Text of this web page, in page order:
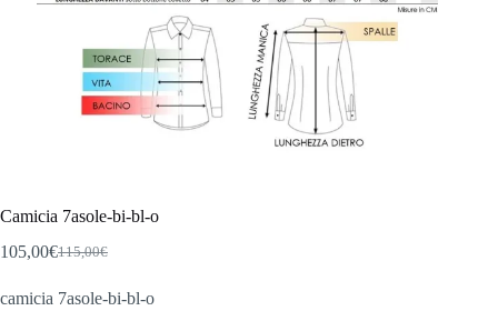
Camicia 7asole-bi-bl-o
115,00€
Il
originale
105,00€Il
attuale
camicia 7asole-bi-bl-o